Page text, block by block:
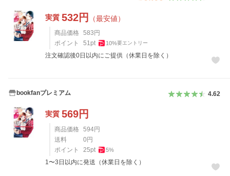
実質 532円 （最安値）
商品価格 583 円
ポイント
51pt 10%要エントリー
注文確認後0日以内にご提供（休業日を除く）
bookfanプレミアム 4.62
実質 569円
商品価格 594円
送料
0 円
ポイント
25pt 5%
1〜3日以内に発送（休業日を除く）